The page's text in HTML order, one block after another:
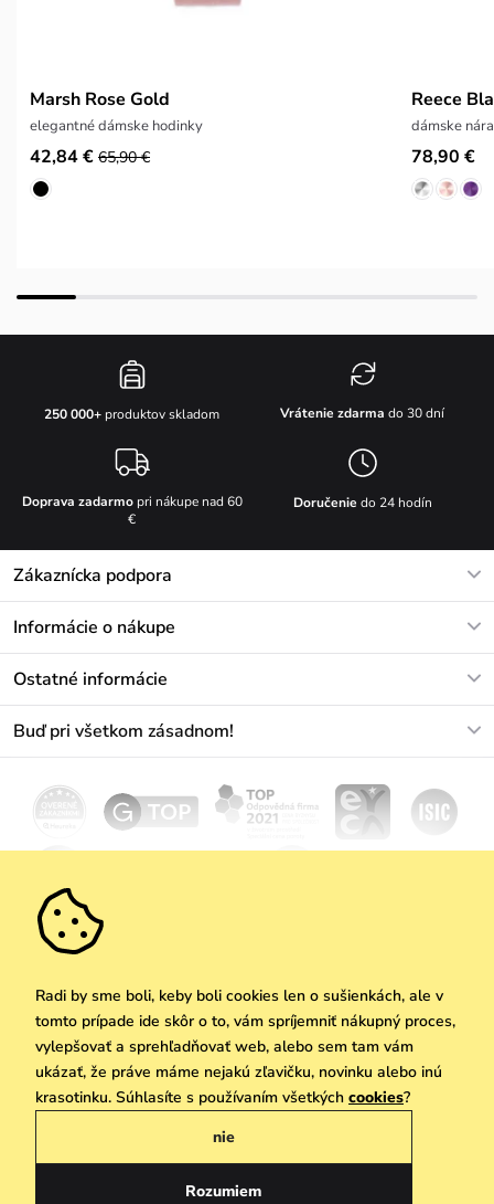
Marsh Rose Gold
elegantné dámske hodinky
42,84 € 65,90 €
Reece
dámske
78,90 €
250 000+ produktov skladom Vrátenie zdarma do 30 dní
Doprava zadarmopri nákupe nad 60
€
Doručenie do 24 hodín
Zákaznícka podpora
info@vuch.sk
Informácie o nákupe
Materiály a údržba
Vrátenie a reklamácia
Ostatné informácie
Darčekové poukazy
Velkoobchod
We Care
Vuchlook
Predajne
Buď pri všetkom zásadnom!
Odoberať
Copyright © 2026 Vuch s.r.o. Všetky práva vyhradené. Technicky zabezpečuje
Simplia.cz
Radi by sme boli, keby boli cookies len o sušienkách, ale v
tomto prípade ide skôr o to, vám spríjemniť nákupný proces,
vylepšovať a sprehľadňovať web, alebo sem tam vám
ukázať, že práve máme nejakú zľavičku, novinku alebo inú
krasotinku. Súhlasíte s používaním všetkých cookies?
nie
Rozumiem